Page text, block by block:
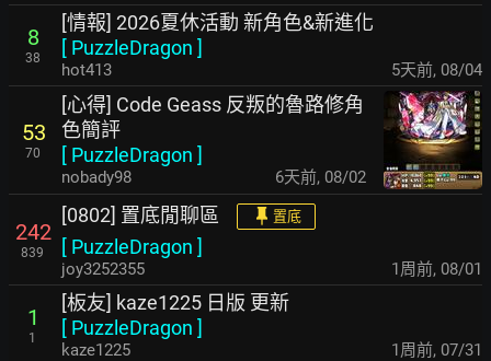
8
38
[情報] 2026夏休活動 新角色&新進化
[ PuzzleDragon ]
hot413 5天前, 08/04
53
70
[心得] Code Geass 反叛的魯路修角
色簡評
[ PuzzleDragon ]
nobady98 6天前, 08/02
242
839
[0802] 置底閒聊區 置底
[ PuzzleDragon ]
joy3252355 1周前, 08/01
1
1
[板友] kaze1225 日版 更新
[ PuzzleDragon ]
kaze1225 1周前, 07/31